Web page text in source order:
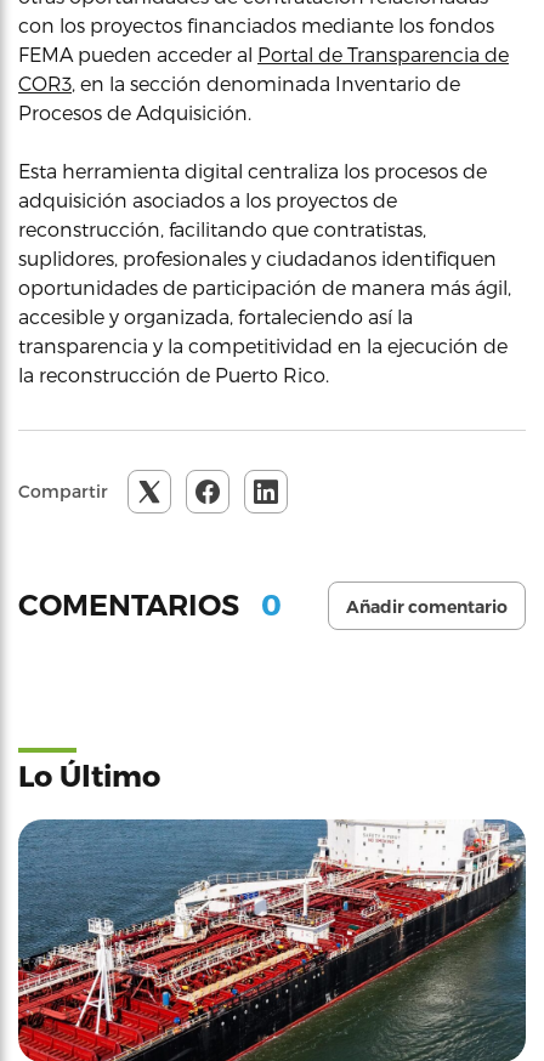
con los proyectos financiados mediante los fondos
FEMA pueden acceder al Portal de Transparencia de
COR3 , en la sección denominada Inventario de
Procesos de Adquisición.
Esta herramienta digital centraliza los procesos de
adquisición asociados a los proyectos de
reconstrucción, facilitando que contratistas,
suplidores, profesionales y ciudadanos identifiquen
oportunidades de participación de manera más ágil,
accesible y organizada, fortaleciendo así la
transparencia y la competitividad en la ejecución de
la reconstrucción de Puerto Rico.
Compartir
COMENTARIOS 0 Añadir comentario
Lo Último